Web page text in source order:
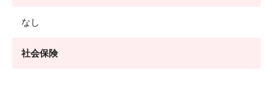
なし
社会保険